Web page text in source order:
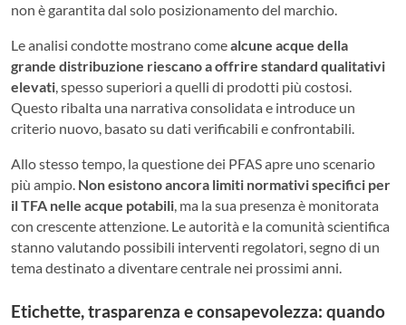
non è garantita dal solo posizionamento del marchio.
Le analisi condotte mostrano comealcune acque della
grande distribuzione riescano a offrire standard qualitativi
elevati, spesso superiori a quelli di prodotti più costosi.
Questo ribalta una narrativa consolidata e introduce un
criterio nuovo, basato su dati verificabili e confrontabili.
Allo stesso tempo, la questione dei PFAS apre uno scenario
più ampio. Non esistono ancora limiti normativi specifici per
il TFA nelle acque potabili, ma la sua presenza è monitorata
con crescente attenzione. Le autorità e la comunità scientifica
stanno valutando possibili interventi regolatori, segno di un
tema destinato a diventare centrale nei prossimi anni.
Etichette, trasparenza e consapevolezza: quando